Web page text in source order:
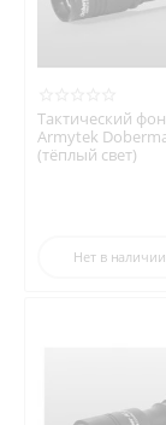
Тактический
Armytek
(тёплый свет)
Нет в наличии